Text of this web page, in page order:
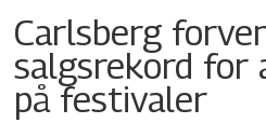
Carlsberg
salgsrekord for
på festivaler